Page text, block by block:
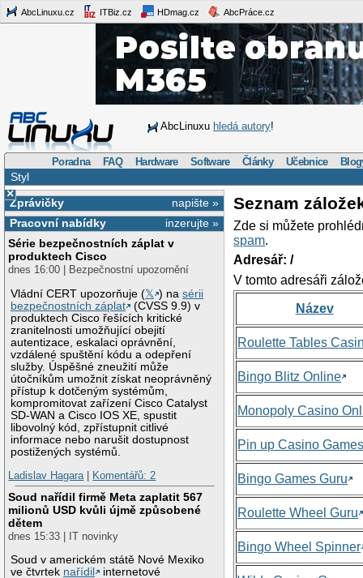
AbcLinuxu.cz ITBiz.cz HDmag.cz AbcPráce.cz
AbcLinuxu hledá autory!
Poradna FAQ Hardware Software Články Učebnice
Styl
×
napište »
Zprávičky
inzerujte »
Pracovní nabídky
Série bezpečnostních záplat v
produktech Cisco
dnes 16:00 | Bezpečnostní upozornění
Vládní CERT upozorňuje (𝕏 ) nasérii
bezpečnostních záplat
(CVSS 9.9) v
produktech Cisco řešících kritické
zranitelnosti umožňující obejití
autentizace, eskalaci oprávnění,
vzdálené spuštění kódu a odepření
služby. Úspěšné zneužití může
útočníkům umožnit získat neoprávněný
přístup k dotčeným systémům,
kompromitovat zařízení Cisco Catalyst
SD-WAN a Cisco IOS XE, spustit
libovolný kód, zpřístupnit citlivé
informace nebo narušit dostupnost
postižených systémů.
Ladislav Hagara| Komentářů: 2
Soud nařídil firmě Meta zaplatit 567
milionů USD kvůli újmě způsobené
dětem
dnes 15:33 | IT novinky
Soud v americkém státě Nové Mexiko
ve čtvrtek nařídil
internetové
Seznam
Zde si můžete
spam.
Adresář: /
V tomto adresáři
Název
Roulette Tables
Bingo Blitz Online
Monopoly Casino
Pin up Casino
Bingo Games Guru
Roulette Wheel Guru
Bingo Wheel Spinner